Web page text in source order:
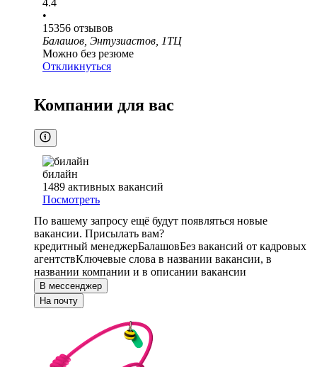
4.4
•
15356 отзывов
Балашов, Энтузиастов, 1ТЦ
Можно без резюме
Откликнуться
Компании для вас
билайн
1489 активных вакансий
Посмотреть
По вашему запросу ещё будут появляться новые
вакансии. Присылать вам?
кредитный менеджерБалашовБез вакансий от кадровых
агентствКлючевые слова в названии вакансии, в
названии компании и в описании вакансии
В мессенджер
На почту